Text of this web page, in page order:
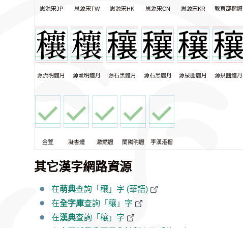
思源宋JP 思源宋TW 思源宋HK 思源宋CN 思源宋KR 教育部楷體
源流明體月 源流明體丹 源石黑體月 源石黑體丹 源泉圓體月 源泉圓體丹
金萱 凝書體 激燃體 蘭陽明體 李漢港楷
其它漢字網路資源
在萌典查詢「穰」字 (華語)
在全字庫查詢「穰」字
在漢典查詢「穰」字